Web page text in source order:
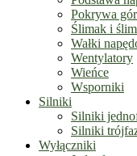
Pokrywa
Ślimak i
Wałki
Wentylatory
Wieńce
Wsporniki
Silniki
Silniki
Silniki
Wyłączniki